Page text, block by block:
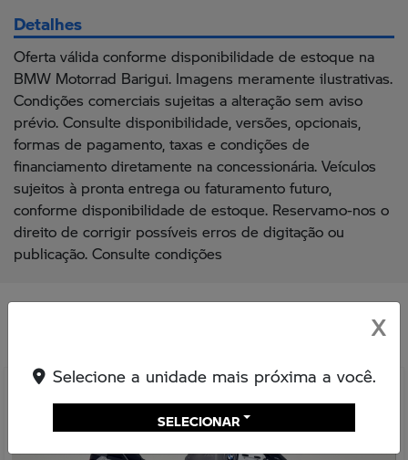
Detalhes
Oferta válida conforme disponibilidade de estoque na
BMW Motorrad Barigui. Imagens meramente ilustrativas.
Condições comerciais sujeitas a alteração sem aviso
prévio. Consulte disponibilidade, versões, opcionais,
formas de pagamento, taxas e condições de
financiamento diretamente na concessionária. Veículos
sujeitos à pronta entrega ou faturamento futuro,
conforme disponibilidade de estoque. Reservamo-nos o
direito de corrigir possíveis erros de digitação ou
publicação. Consulte condições
Você também pode gostar de:
X
Selecione a unidade mais próxima a você.
SELECIONAR